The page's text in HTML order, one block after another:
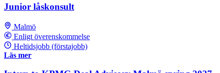
Junior låskonsult
Malmö
Enligt överenskommelse
Heltidsjobb (förstajobb)
Läs mer